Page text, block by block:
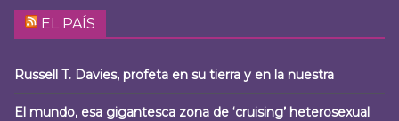
EL PAÍS
Russell T. Davies, profeta en su tierra y en la nuestra
El mundo, esa gigantesca zona de ‘cruising’ heterosexual